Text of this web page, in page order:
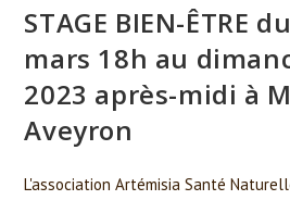
STAGE BIEN-ÊTRE
mars 18h au
2023 après-midi à
Aveyron
L'association Artémisia Santé